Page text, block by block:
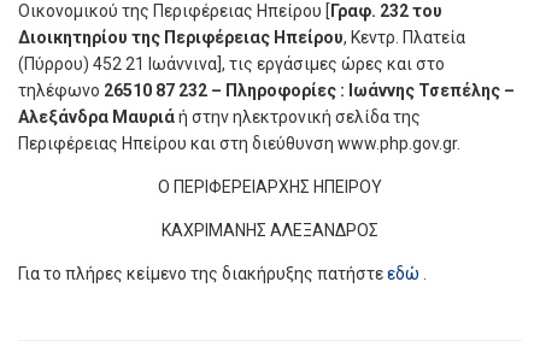
Οικονομικού της Περιφέρειας Ηπείρου [ Γραφ. 232 του
Διοικητηρίου της Περιφέρειας Ηπείρου, Κεντρ. Πλατεία
(Πύρρου) 452 21 Ιωάννινα], τις εργάσιμες ώρες και στο
τηλέφωνο 26510 87 232 – Πληροφορίες : Ιωάννης Τσεπέλης –
Αλεξάνδρα Μαυριάή στην ηλεκτρονική σελίδα της
Περιφέρειας Ηπείρου και στη διεύθυνση www.php.gov.gr.
Ο ΠΕΡΙΦΕΡΕΙΑΡΧΗΣ ΗΠΕΙΡΟΥ
ΚΑΧΡΙΜΑΝΗΣ ΑΛΕΞΑΝΔΡΟΣ
Για το πλήρες κείμενο της διακήρυξης πατήστεεδώ